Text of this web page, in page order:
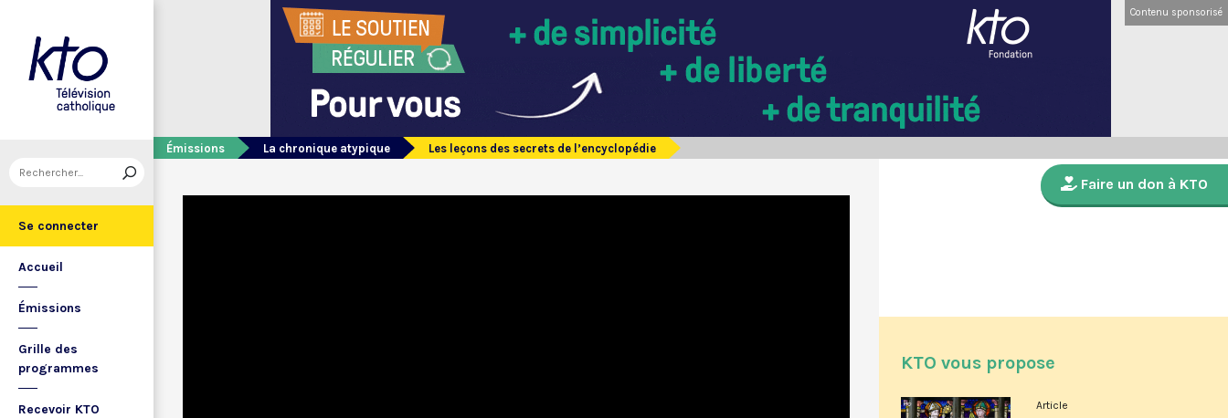
Se connecter
Accueil
Émissions
Grille des
programmes
Recevoir KTO
Contenu sponsorisé
Émissions La chronique atypique Les leçons des secrets de l’encyclopédie
Faire un don à KTO
KTO vous propose
Article